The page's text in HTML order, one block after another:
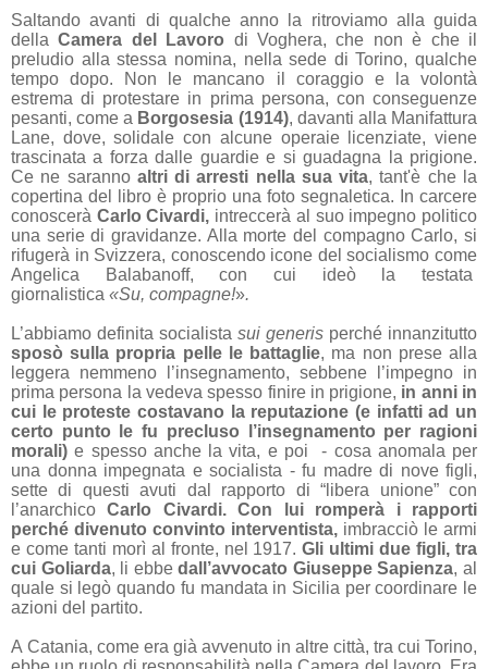
Saltando avanti di qualche anno la ritroviamo alla guida
dellaCamera del Lavoro di Voghera, che non è che il
preludio alla stessa nomina, nella sede di Torino, qualche
tempo dopo. Non le mancano
il coraggio e la volontà
estrema di protestare in prima persona, con conseguenze
pesanti, come a Borgosesia (1914), davanti alla Manifattura
Lane, dove, solidale con alcune operaie licenziate, viene
trascinata a forza dalle guardie e si guadagna la prigione.
Ce ne saranno altri di arresti nella sua vita, tant'è che la
copertina del libro è proprio una foto segnaletica. In carcere
conoscerà Carlo Civardi, intreccerà al suo impegno politico
una serie di gravidanze. Alla morte del compagno Carlo, si
rifugerà in Svizzera, conoscendo icone del socialismo come
Angelica Balabanoff, con cui ideò la testata
giornalistica «Su, compagne!».
L’abbiamo definita socialista sui generis perché innanzitutto
sposò sulla propria pelle le battaglie, ma non prese alla
leggera nemmeno l’insegnamento, sebbene l’impegno in
prima persona la vedeva spesso finire in prigione, in anni in
cui le proteste costavano la reputazione (e infatti ad un
certo punto le fu precluso l’insegnamento per ragioni
morali)e spesso anche la vita, e poi
- cosa anomala per
una donna impegnata e socialista - fu madre di nove figli,
sette di questi avuti dal rapporto di “libera unione” con
l’anarchicoCarlo Civardi. Con lui romperà i rapporti
perché divenuto convinto interventista, imbracciò le armi
e come tanti morì al fronte, nel 1917.Gli ultimi due figli, tra
cui Goliarda, li ebbedall’avvocato Giuseppe Sapienza, al
quale si legò quando fu mandata in Sicilia per coordinare le
azioni del partito.
A Catania, come era già avvenuto in altre città, tra cui Torino,